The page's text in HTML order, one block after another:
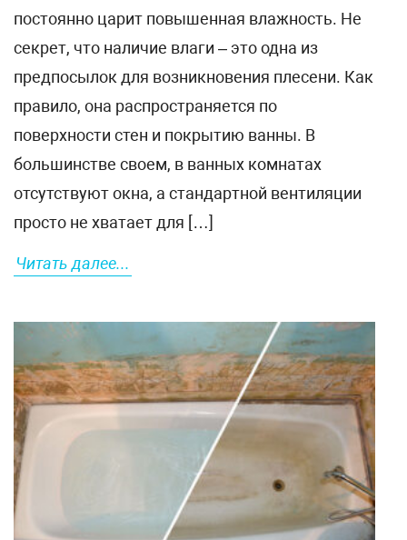
постоянно царит повышенная влажность. Не
секрет, что наличие влаги – это одна из
предпосылок для возникновения плесени. Как
правило, она распространяется по
поверхности стен и покрытию ванны. В
большинстве своем, в ванных комнатах
отсутствуют окна, а стандартной вентиляции
просто не хватает для […]
Читать далее...